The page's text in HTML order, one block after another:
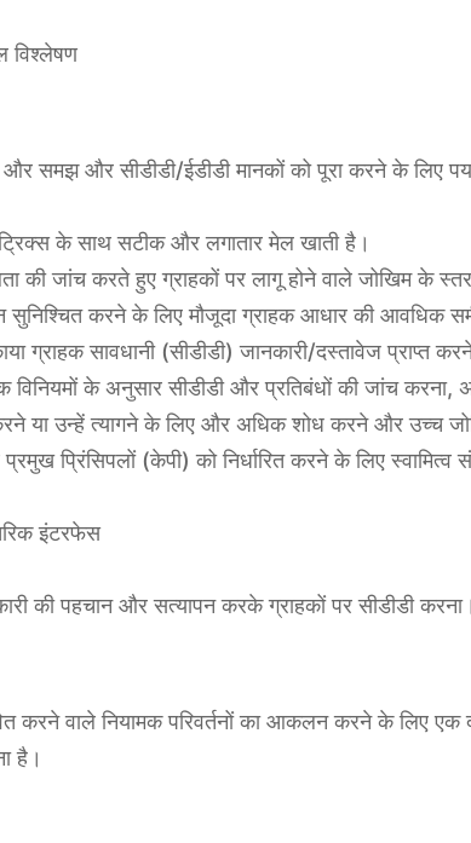
विश्लेषण
और सीडीडी/ईडीडी मानकों को पूरा करने के लिए
के साथ सटीक और लगातार मेल खाती है।
जांच करते हुए ग्राहकों पर लागू होने वाले जोखिम के स्तर
करने के लिए मौजूदा ग्राहक आधार की आवधिक
ग्राहक सावधानी (सीडीडी) जानकारी/दस्तावेज
के अनुसार सीडीडी और प्रतिबंधों की जांच करना,
करने या उन्हें त्यागने के लिए और अधिक शोध करने और उच्च
प्रिंसिपलों (केपी) को निर्धारित करने के लिए स्वामित्व
इंटरफेस
की पहचान और सत्यापन करके ग्राहकों पर सीडीडी करना।
करने वाले नियामक परिवर्तनों का आकलन करने के लिए
है।